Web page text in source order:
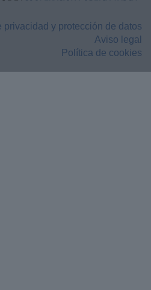
privacidad y protección de datos
Aviso legal
Política de cookies